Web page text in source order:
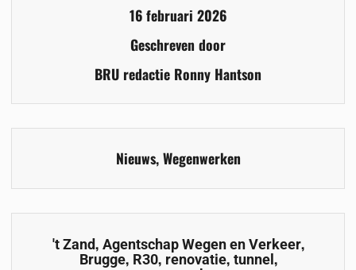
16 februari 2026
Geschreven door
BRU redactie Ronny Hantson
Nieuws,Wegenwerken
't Zand, Agentschap Wegen en Verkeer,
Brugge, R30, renovatie, tunnel ,